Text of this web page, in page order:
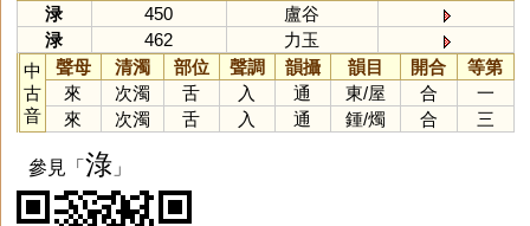
渌
450
盧谷
渌
462
力玉
中
古
音
聲母 清濁 部位 聲調 韻攝 韻目 開合
等第
來
次濁 舌 入 通 東/屋 合
一
來
次濁 舌 入 通 鍾/燭 合 三
參見「淥」